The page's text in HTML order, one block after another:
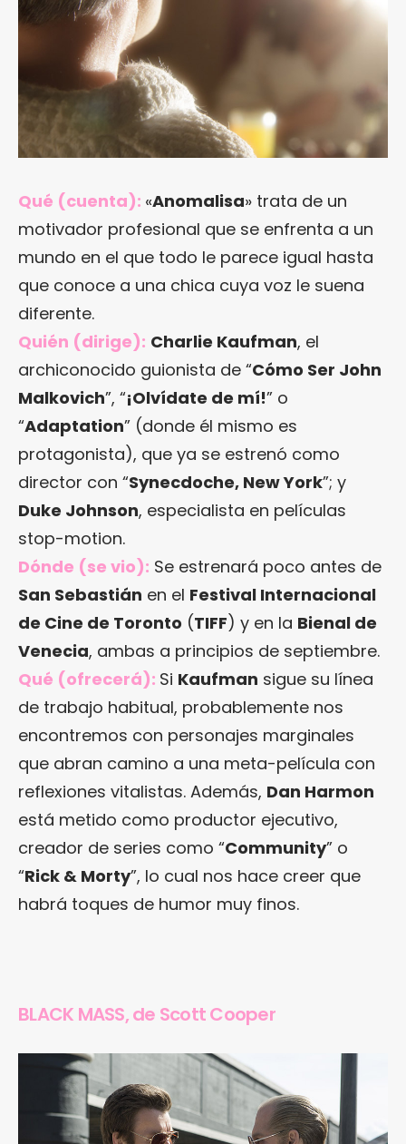
Qué (cuenta): «Anomalisa» trata de un
motivador profesional que se enfrenta a un
mundo en el que todo le parece igual hasta
que conoce a una chica cuya voz le suena
diferente.
Quién (dirige): Charlie Kaufman, el
archiconocido guionista de “Cómo Ser John
Malkovich”, “¡Olvídate de mí!” o
“Adaptation” (donde él mismo es
protagonista), que ya se estrenó como
director con “Synecdoche, New York”; y
Duke Johnson, especialista en películas
stop-motion.
Dónde (se vio): Se estrenará poco antes de
San Sebastián en el Festival Internacional
de Cine de Toronto (TIFF) y en la Bienal de
Venecia, ambas a principios de septiembre.
Qué (ofrecerá): Si Kaufman sigue su línea
de trabajo habitual, probablemente nos
encontremos con personajes marginales
que abran camino a una meta-película con
reflexiones vitalistas. Además, Dan Harmon
está metido como productor ejecutivo,
creador de series como “Community” o
“Rick & Morty”, lo cual nos hace creer que
habrá toques de humor muy finos.
BLACK MASS, de Scott Cooper